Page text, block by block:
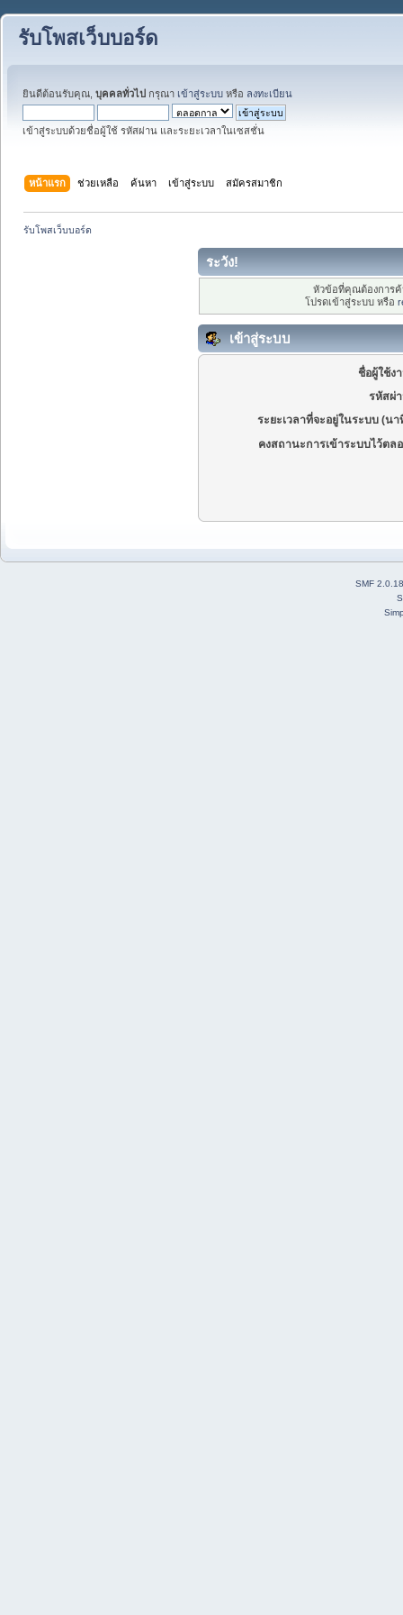
รับโพสเว็บบอร์ด
ยินดีต้อนรับคุณ, บุคคลทั่วไป กรุณา เข้าสู่ระบบ หรือ ลงทะเบียน
เข้าสู่ระบบด้วยชื่อผู้ใช้ รหัสผ่าน และระยะเวลาในเซสชั่น
หน้าแรก ช่วยเหลือ ค้นหา เข้าสู่ระบบ สมัครสมาชิก
รับโพสเว็บบอร์ด
ระวัง!
หัวข้อที่คุณต้องการ
โปรดเข้าสู่ระบบ หรือ
เข้าสู่ระบบ
ชื่อผู้ใช้ง
รหัสผ่
ระยะเวลาที่จะอยู่ในระบบ (นา
คงสถานะการเข้าระบบไว้ตล
SMF 2.0.18